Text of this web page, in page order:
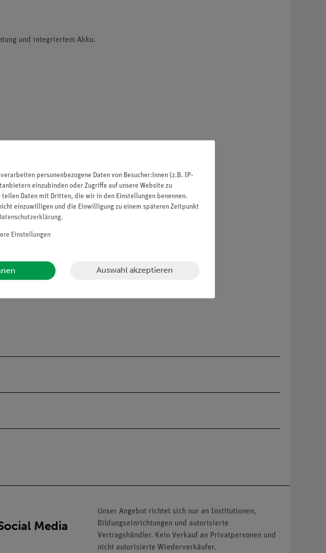
und integriertem Akku.
Media
Unser Angebot richtet sich nur an Institutionen,
Bildungseinrichtungen und autorisierte
Vertragshändler. Kein Verkauf an Privatpersonen und
nicht autorisierte Wiederverkäufer.
personenbezogene Daten von Besucher:innen (z.B. IP-
einzubinden oder Zugriffe auf unsere Website zu
Daten mit Dritten, die wir in den Einstellungen benennen.
einzuwilligen und die Einwilligung zu einem späteren Zeitpunkt
.
Einstellungen
Auswahl akzeptieren